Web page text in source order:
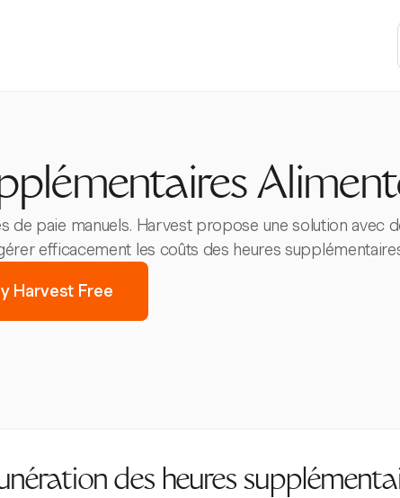
de paie manuels. Harvest propose une solution avec
efficacement les coûts des heures
Harvest Free
des heures